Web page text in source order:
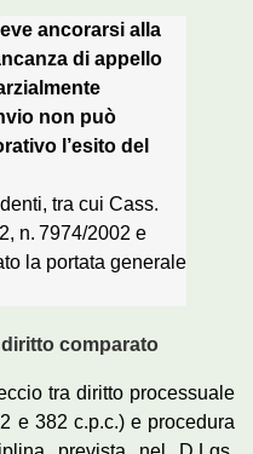
ancorarsi alla
di appello
non può
l’esito del
tra cui Cass.
n. 7974/2002 e
la portata generale
comparato
tra diritto processuale
e 382 c.p.c.) e procedura